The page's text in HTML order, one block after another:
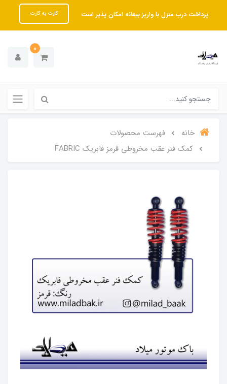
پرداخت درب منزل با واریز بیعانه امکان پذیر است کارت به کارت
0
خانه
فهرست محصولات
کمک فنر عقب مخروطی قرمز فابریک FABRIC